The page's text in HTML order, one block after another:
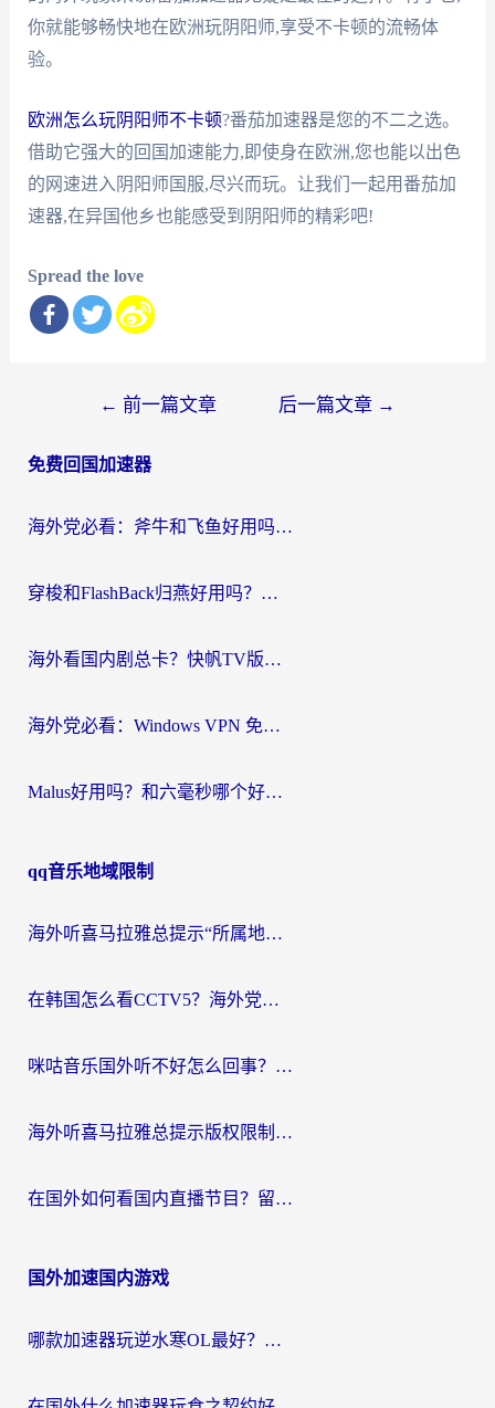
你就能够畅快地在欧洲玩阴阳师,享受不卡顿的流畅体
验。
欧洲怎么玩阴阳师不卡顿?番茄加速器是您的不二之选。
借助它强大的回国加速能力,即使身在欧洲,您也能以出色
的网速进入阴阳师国服,尽兴而玩。让我们一起用番茄加
速器,在异国他乡也能感受到阴阳师的精彩吧!
Spread the love
导
← 前一篇文章 后一篇文章 →
免费回国加速器
海外党必看：斧牛和飞鱼好用吗？3步选对回国加速器，无缝刷剧玩国服
穿梭和FlashBack归燕好用吗？海外党亲测3款热门回国加速器，教你选对不踩坑
海外看国内剧总卡？快帆TV版VPN好用吗？和快滚VPN对比哪个回国效果更好？
海外党必看：Windows VPN 免费？别踩坑！教你选对好用的国内加速器无缝回国
Malus好用吗？和六毫秒哪个好？海外党选回国加速器的避坑指南
qq音乐地域限制
海外听喜马拉雅总提示“所属地区暂时无版权”？这个限制解除方法亲测有效！
在韩国怎么看CCTV5？海外党体育赛事+中文解说观看终极指南
咪咕音乐国外听不好怎么回事？海外党听歌自由的终极解决方案来了
海外听喜马拉雅总提示版权限制？3步解决+2个音乐平台问题全攻略
在国外如何看国内直播节目？留学生亲测有效的追剧加速指南
国外加速国内游戏
哪款加速器玩逆水寒OL最好？海外党实测后的终极选择指南